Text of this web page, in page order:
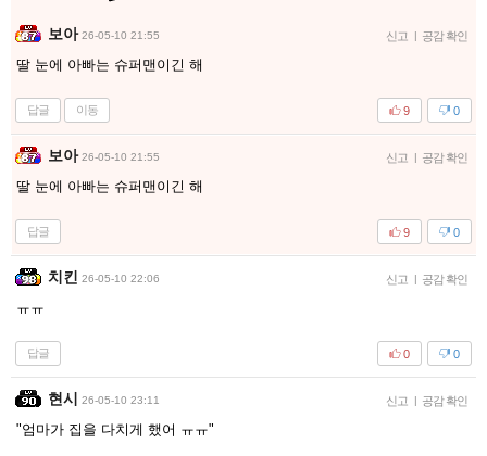
보아 26-05-10 21:55 신고 | 공감 확인
딸 눈에 아빠는 슈퍼맨이긴 해
답글 이동 0
9
보아 26-05-10 21:55 신고 | 공감 확인
딸 눈에 아빠는 슈퍼맨이긴 해
답글 0
9
치킨 26-05-10 22:06 신고 | 공감 확인
ㅠㅠ
답글 0
0
현시 26-05-10 23:11 신고 | 공감 확인
"엄마가 집을 다치게 했어 ㅠㅠ"